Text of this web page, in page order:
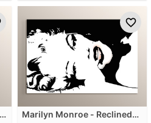
Marilyn Monroe - Reclined